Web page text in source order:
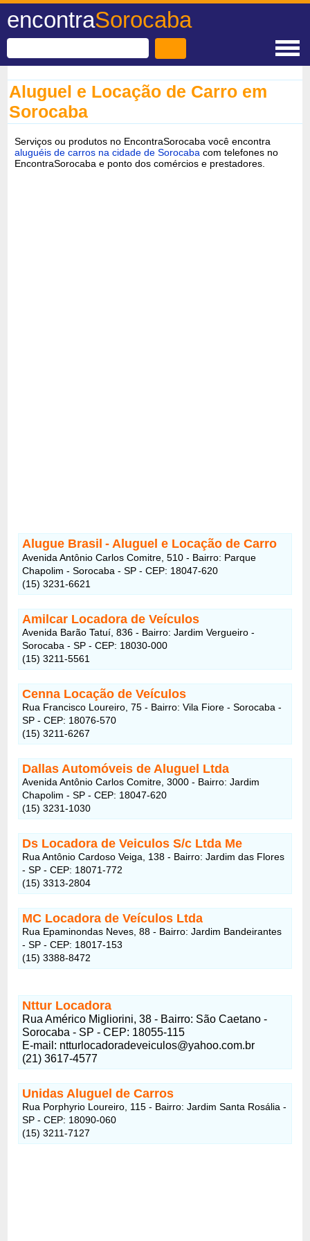
encontraSorocaba
Aluguel e Locação de Carro em
Sorocaba
Serviços ou produtos no EncontraSorocaba você encontra
aluguéis de carros na cidade de Sorocaba com telefones no
EncontraSorocaba e ponto dos comércios e prestadores.
Alugue Brasil - Aluguel e Locação de Carro
Avenida Antônio Carlos Comitre, 510 - Bairro: Parque
Chapolim - Sorocaba - SP - CEP: 18047-620
(15) 3231-6621
Amilcar Locadora de Veículos
Avenida Barão Tatuí, 836 - Bairro: Jardim Vergueiro -
Sorocaba - SP - CEP: 18030-000
(15) 3211-5561
Cenna Locação de Veículos
Rua Francisco Loureiro, 75 - Bairro: Vila Fiore - Sorocaba -
SP - CEP: 18076-570
(15) 3211-6267
Dallas Automóveis de Aluguel Ltda
Avenida Antônio Carlos Comitre, 3000 - Bairro: Jardim
Chapolim - SP - CEP: 18047-620
(15) 3231-1030
Ds Locadora de Veiculos S/c Ltda Me
Rua Antônio Cardoso Veiga, 138 - Bairro: Jardim das Flores
- SP - CEP: 18071-772
(15) 3313-2804
MC Locadora de Veículos Ltda
Rua Epaminondas Neves, 88 - Bairro: Jardim Bandeirantes
- SP - CEP: 18017-153
(15) 3388-8472
Nttur Locadora
Rua Américo Migliorini, 38 - Bairro: São Caetano -
Sorocaba - SP - CEP: 18055-115
E-mail: ntturlocadoradeveiculos@yahoo.com.br
(21) 3617-4577
Unidas Aluguel de Carros
Rua Porphyrio Loureiro, 115 - Bairro: Jardim Santa Rosália -
SP - CEP: 18090-060
(15) 3211-7127